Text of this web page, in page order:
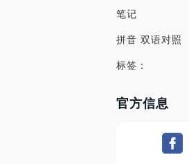
笔记
拼音 双语对照
标签：
官方信息